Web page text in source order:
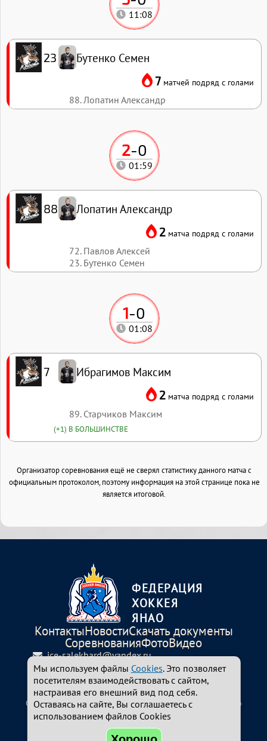
1-0
01:08
7 Ибрагимов Максим
2 матча подряд с голами
89. Старчиков Максим
(+1) В БОЛЬШИНСТВЕ
2-0
01:59
88 Лопатин Александр
2 матча подряд с голами
72. Павлов Алексей
23. Бутенко Семен
11:08
23 Бутенко Семен
7 матчей подряд с голами
88. Лопатин Александр
Организатор соревнования ещё не сверял статистику данного матча с
официальным протоколом, поэтому информация на этой странице пока не
является итоговой.
ФЕДЕРАЦИЯ
ХОККЕЯ
ЯНАО
КонтактыНовостиСкачать документы
СоревнованияФотоВидео
ice-salekhard@yandex.ru
+7-34922-310-94
629008, ЯНАО, г. Салехард, ул.Республики,54
© 2024-2026 Федерация хоккея Ямало-Ненецкого
автономного округа. Все права защищены.
Мы используем файлы Cookies. Это позволяет
посетителям взаимодействовать с сайтом,
настраивая его внешний вид под себя.
Оставаясь на сайте, Вы соглашаетесь с
использованием файлов Cookies